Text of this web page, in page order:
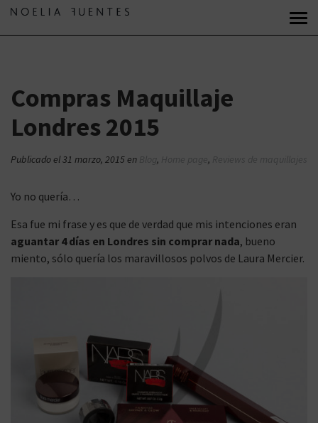
Compras Maquillaje
Londres 2015
Publicado el31 marzo, 2015en , ,
Yo no quería…
Esa fue mi frase y es que de verdad que mis intenciones eran
aguantar 4 días en Londres sin comprar nada, bueno
miento, sólo quería los maravillosos polvos de Laura Mercier.